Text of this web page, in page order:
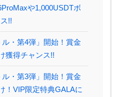
や1,000USDTボ
!!
・第4弾」開始！賞金
獲得チャンス!!
・第3弾」開始！賞金
！VIP限定特典GALAに